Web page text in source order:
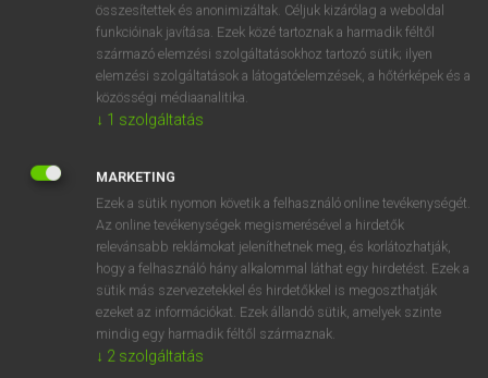
OOOOPS!
SZOTAR.NET APPLIKÁCIÓ
MICROSOFT OFFICE BŐVÍTMÉNY
BEÉPÜLŐ SZÓTÁRMODUL
ONLINE NYELVVIZSGA
összesítettek és anonimizáltak. Céljuk kizárólag a weboldal
funkcióinak javítása. Ezek közé tartoznak a harmadik féltől
származó elemzési szolgáltatásokhoz tartozó sütik; ilyen
elemzési szolgáltatások a látogatóelemzések, a hőtérképek és a
közösségi médiaanalitika.
↓ 1 szolgáltatás
MARKETING
Ezek a sütik nyomon követik a felhasználó online tevékenységét.
Az online tevékenységek megismerésével a hirdetők
relevánsabb reklámokat jeleníthetnek meg, és korlátozhatják,
hogy a felhasználó hány alkalommal láthat egy hirdetést. Ezek a
sütik más szervezetekkel és hirdetőkkel is megoszthatják
ezeket az információkat. Ezek állandó sütik, amelyek szinte
mindig egy harmadik féltől származnak.
↓ 2 szolgáltatás